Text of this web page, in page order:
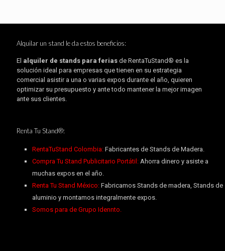
Alquilar un stand le da estos beneficios:
El alquiler de stands para ferias de RentaTuStand® es la
solución ideal para empresas que tienen en su estrategia
comercial asistir a una o varias expos durante el año, quieren
optimizar su presupuesto y ante todo mantener la mejor imagen
ante sus clientes.
Renta Tu Stand®:
RentaTuStand Colombia: Fabricantes de Stands de Madera.
Compra Tu Stand Publicitario Portátil:Ahorra dinero y asiste a
muchas expos en el año.
Renta Tu Stand México:Fabricamos Stands de madera, Stands de
aluminio y montamos integralmente expos.
Somos para de Grupo Idennto.